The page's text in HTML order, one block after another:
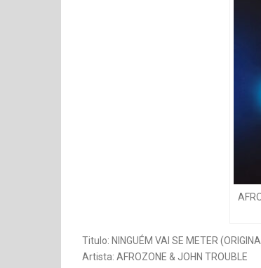
Titulo: NINGUÉM VAI SE METER
Artista: AFROZONE & JOHN TROUBLE